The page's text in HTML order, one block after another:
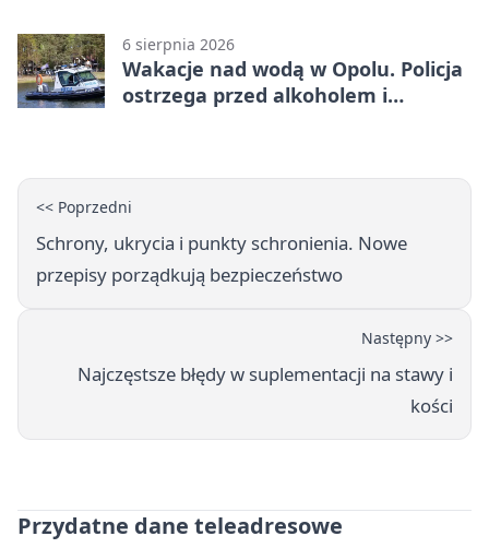
6 sierpnia 2026
Wakacje nad wodą w Opolu. Policja
ostrzega przed alkoholem i
<< Poprzedni
Schrony, ukrycia i punkty schronienia. Nowe
przepisy porządkują bezpieczeństwo
Następny >>
Najczęstsze błędy w suplementacji na stawy i
kości
Przydatne dane teleadresowe